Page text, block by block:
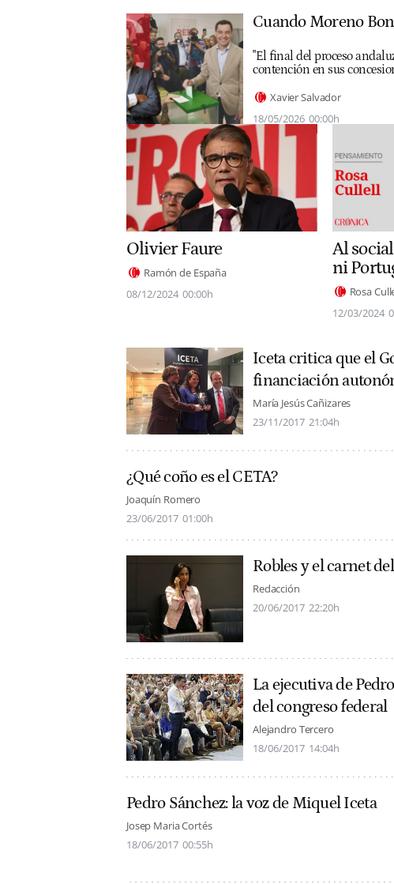
Cuando Moreno
"El final del proceso
contención en sus
Xavier Salvador
18/05/2026 00:00h
Olivier Faure
Ramón de España
08/12/2024 00:00h
Al
ni
Rosa
12/03/2024
Iceta critica que el
financiación
María Jesús Cañizares
23/11/2017 21:04h
¿Qué coño es el CETA?
Joaquín Romero
23/06/2017 01:00h
Robles y el carnet
Redacción
20/06/2017 22:20h
La ejecutiva de
del congreso federal
Alejandro Tercero
18/06/2017 14:04h
Pedro Sánchez: la voz de Miquel Iceta
Josep Maria Cortés
18/06/2017 00:55h